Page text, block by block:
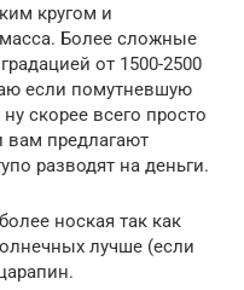
кругом и
Более сложные
от 1500-2500
если помутневшую
скорее всего просто
предлагают
разводят на деньги.
ноская так как
лучше (если